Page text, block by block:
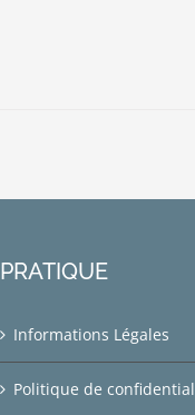
PRATIQUE
Informations Légales
Politique de